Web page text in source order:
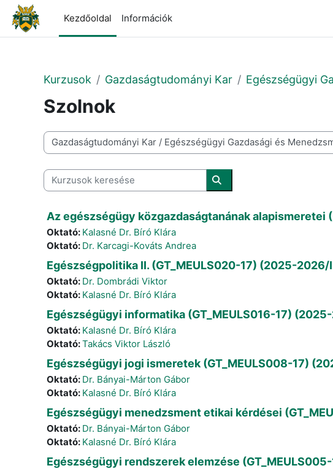
Tovább a fő tartalomhoz
Kezdőoldal
Információk
Kurzusok Gazdaságtudományi Kar Egészségügyi
Szolnok
Kurzuskategóriák
Kurzusok keresése
Kurzusok keresése
Az egészségügy közgazdaságtanának
Oktató: Kalasné Dr. Bíró Klára
Oktató: Dr. Karcagi-Kováts Andrea
Egészségpolitika II. (GT_MEULS020-17) (2025-2026/
Oktató: Dr. Dombrádi Viktor
Oktató: Kalasné Dr. Bíró Klára
Egészségügyi informatika (GT_MEULS016-17)
Oktató: Kalasné Dr. Bíró Klára
Oktató:Takács Viktor László
Egészségügyi jogi ismeretek (GT_MEULS008-17)
Oktató: Dr. Bányai-Márton Gábor
Oktató: Kalasné Dr. Bíró Klára
Egészségügyi menedzsment etikai kérdései
Oktató: Dr. Bányai-Márton Gábor
Oktató: Kalasné Dr. Bíró Klára
Egészségügyi rendszerek elemzése